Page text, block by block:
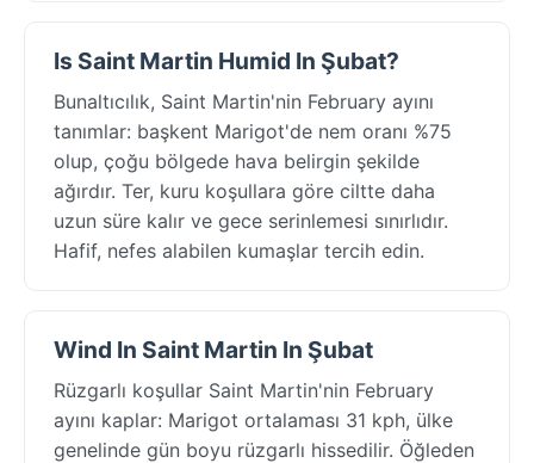
Is Saint Martin Humid In Şubat?
Bunaltıcılık, Saint Martin'nin February ayını
tanımlar: başkent Marigot'de nem oranı %75
olup, çoğu bölgede hava belirgin şekilde
ağırdır. Ter, kuru koşullara göre ciltte daha
uzun süre kalır ve gece serinlemesi sınırlıdır.
Hafif, nefes alabilen kumaşlar tercih edin.
Wind In Saint Martin In Şubat
Rüzgarlı koşullar Saint Martin'nin February
ayını kaplar: Marigot ortalaması 31 kph, ülke
genelinde gün boyu rüzgarlı hissedilir. Öğleden